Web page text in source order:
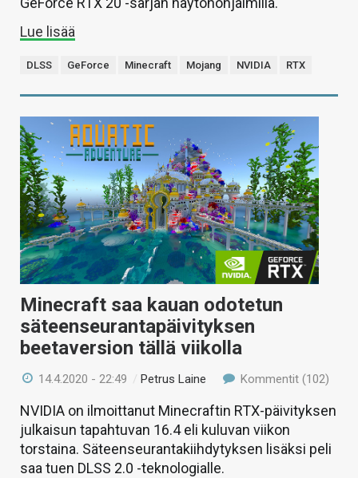
Lue lisää
DLSS GeForce Minecraft Mojang NVIDIA RTX
Minecraft saa kauan odotetun
säteenseurantapäivityksen
beetaversion tällä viikolla
14.4.2020 - 22:49 /Petrus Laine Kommentit (102)
NVIDIA on ilmoittanut Minecraftin RTX-päivityksen
julkaisun tapahtuvan 16.4 eli kuluvan viikon
torstaina. Säteenseurantakiihdytyksen lisäksi peli
saa tuen DLSS 2.0 -teknologialle.